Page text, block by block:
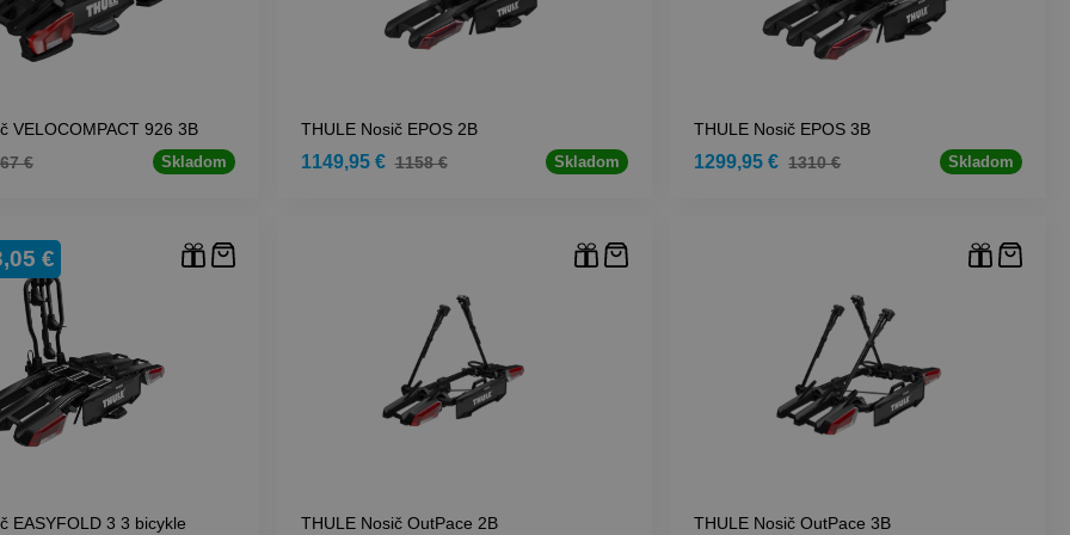
VELOCOMPACT 926 3B
€
Skladom
THULE Nosič EPOS 2B
1149,95 € 1158 € Skladom
THULE Nosič EPOS 3B
1299,95 € 1310 € Skladom
EASYFOLD 3 3 bicykle
€
THULE Nosič OutPace 2B THULE Nosič OutPace 3B